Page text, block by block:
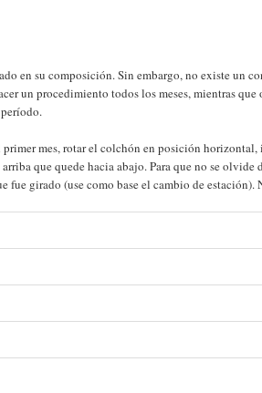
en su composición. Sin embargo, no existe un
un procedimiento todos los meses, mientras
mes, rotar el colchón en posición
que quede hacia abajo. Para que no se
girado (use como base el cambio de estación).